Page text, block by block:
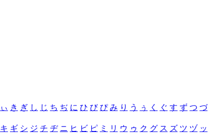
ぃ き ぎ し じ ち ぢ に ひ び ぴ み り う ぅ く ぐ す ず つ づ
キ ギ シ ジ チ ヂ ニ ヒ ビ ピ ミ リ ウ ゥ ク グ ス ズ ツ ヅ ッ